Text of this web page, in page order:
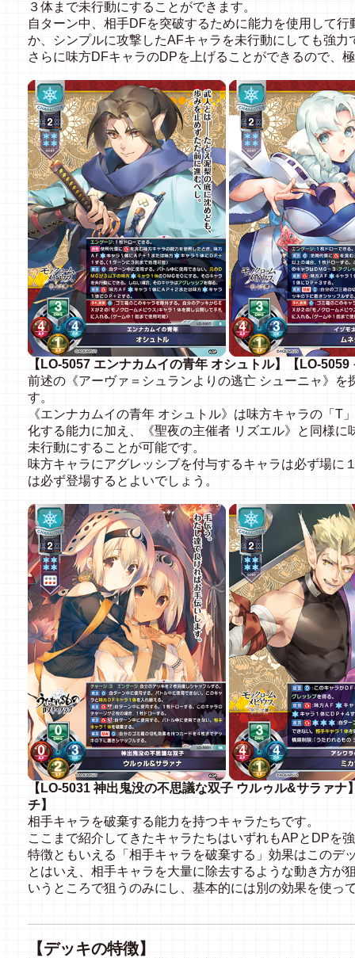
３体まで未行動にすることができます。
自ターン中、相手DFを突破するために能力を使用して
か、シンプルに攻撃したAFキャラを未行動にしても強力
さらに味方DFキャラのDPを上げることができるので、
【LO-5057 エンナカムイの青年 オシュトル】【LO-
前述の《アーヴァ＝シュランよりの逃亡 シューニャ》
す。
《エンナカムイの青年 オシュトル》は味方キャラの「T
化する能力に加え、《聖夜の主催者 リズエル》と同様
未行動にすることが可能です。
味方キャラにアグレッシブを付与するキャラは必ず場に
は必ず登場するとよいでしょう。
【LO-5031 神出鬼没の不思議な双子 ウルゥル&サラァ
チ】
相手キャラを破棄する能力を持つキャラたちです。
ここまで紹介してきたキャラたちはいずれもAPとDPを
特徴ともいえる「相手キャラを破棄する」効果はこのデ
とはいえ、相手キャラを大量に除去するような動き方が
いうところで狙うのみにし、基本的には別の効果を使っ
【デッキの特徴】